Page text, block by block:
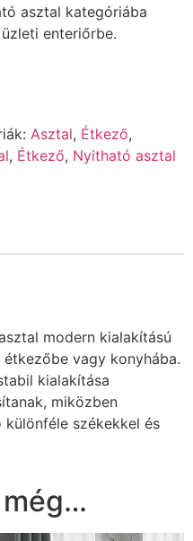
asztal kategóriába
enteriőrbe.
Asztal, Étkező,
, Étkező, Nyitható asztal
modern kialakítású
vagy konyhába.
kialakítása
miközben
különféle székekkel és